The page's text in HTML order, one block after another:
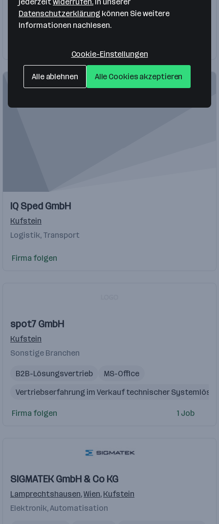
Kufstein
Wiesing
Bau, Immobilien, Haustechnik
IQ Sped GmbH
Kufstein
Logistik, Transport
Firma folgen
spot7 GmbH
Kufstein
Sonstige Branchen
B2B-Lösungsvertrieb
MS-Office
Vertriebserfahrung im Verkauf technischer
CRM
Firma folgen 1 Job
SIGMATEK GmbH & Co KG
Lamprechtshausen,Wien, Kufstein
Elektronik, Automatisation
Datenschutzerklärung können Sie weitere
Informationen nachlesen.
Cookie-Einstellungen
Alle ablehnen Alle Cookies akzeptieren